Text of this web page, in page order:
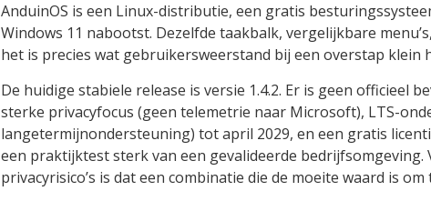
AnduinOS is een Linux-distributie, een gratis
Windows 11 nabootst. Dezelfde taakbalk, vergelijkbare
het is precies wat gebruikersweerstand bij een overstap klein
De huidige stabiele release is versie 1.4.2. Er is geen officieel
sterke privacyfocus (geen telemetrie naar Microsoft), LTS-
langetermijnondersteuning) tot april 2029, en een gratis
een praktijktest sterk van een gevalideerde
privacyrisico’s is dat een combinatie die de moeite waard is